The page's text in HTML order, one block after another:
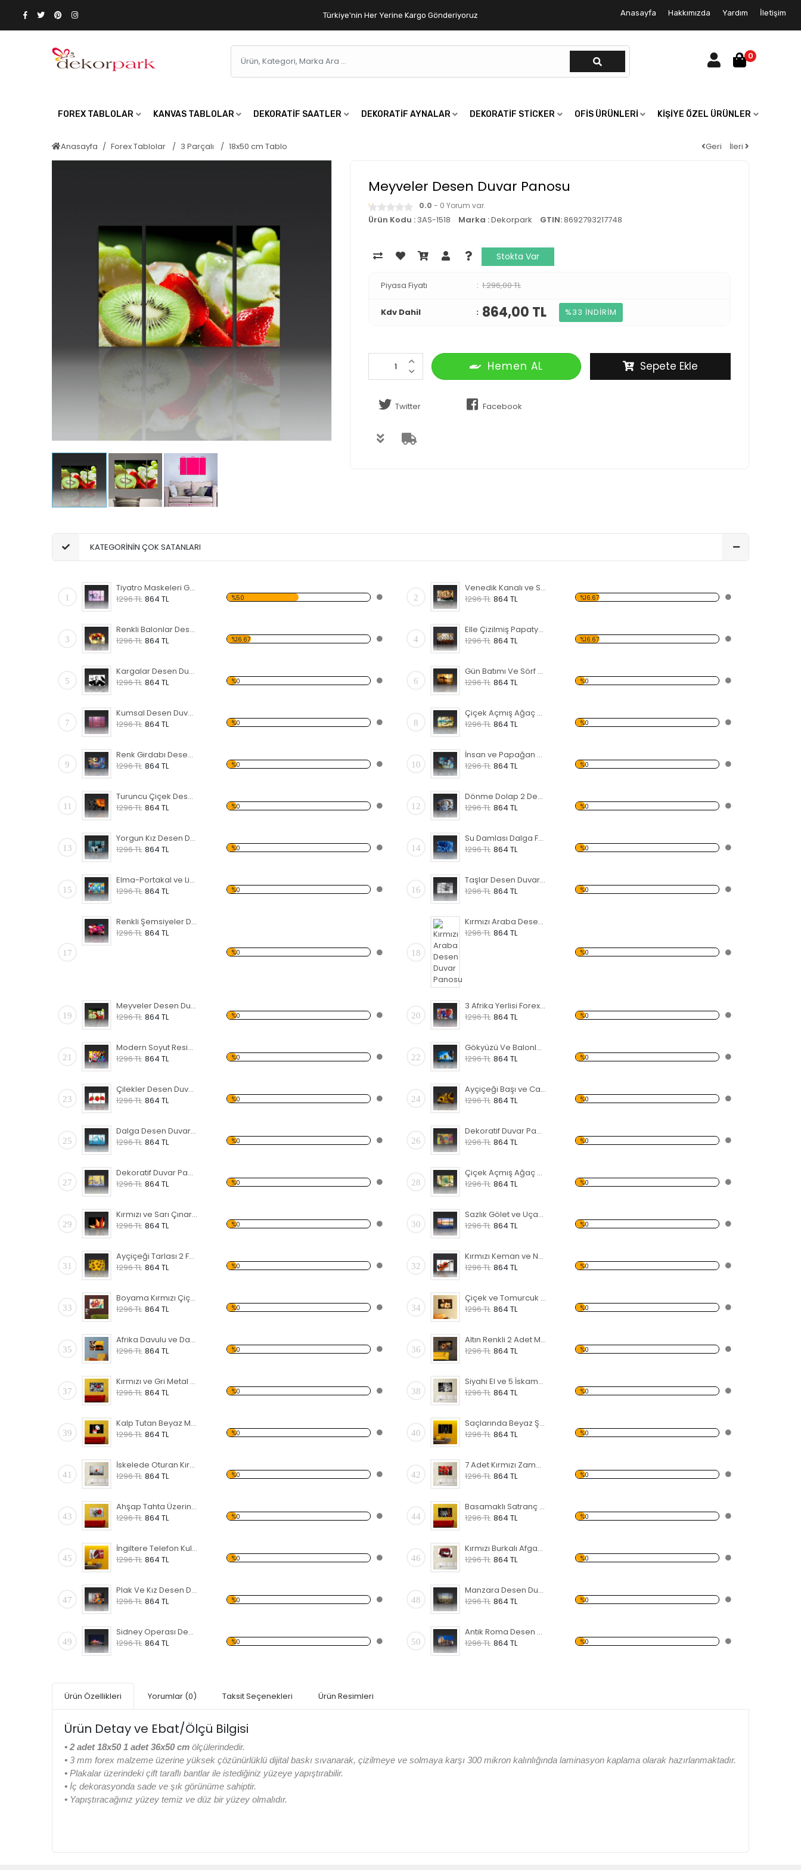
Türkiye'nin Her Yerine Kargo Gönderiyoruz Anasayfa Hakkımızda Yardım İletişim
0
FOREX TABLOLAR KANVAS TABLOLAR DEKORATIF SAATLER DEKORATIF AYNALAR DEKORATIF STICKER OFIS ÜRÜNLERI KIŞIYE ÖZEL ÜRÜNLER
Anasayfa Forex Tablolar 3 Parçalı 18x50 cm Tablo Geri İleri
Meyveler Desen Duvar Panosu
0.0 - 0 Yorum var.
Ürün Kodu : 3AS-1518 Marka :Dekorpark GTIN:8692793217748
Stokta Var
Piyasa Fiyatı 1.296,00 TL
Kdv Dahil 864,00 TL %33 İNDİRİM
Hemen AL Sepete Ekle
Twitter Facebook
KATEGORİNİN ÇOK SATANLARI
1
Tiyatro Maskeleri Gün Desen Duvar Panosu
1296 TL 864 TL %50 2
Venedik Kanalı ve Sandal Forex Tablo
1296 TL 864 TL %16.67
3
Renkli Balonlar Desen Duvar Panosu
1296 TL 864 TL %16.67 4
Elle Çizilmiş Papatyalar Forex Tablo
1296 TL 864 TL %16.67
5
Kargalar Desen Duvar Panosu
1296 TL 864 TL %0 6
Gün Batımı Ve Sörf Desen Duvar Panosu
1296 TL 864 TL %0
7
Kumsal Desen Duvar Panosu
1296 TL 864 TL %0 8
Çiçek Açmış Ağaç ve Hamak Forex Tablo
1296 TL 864 TL %0
9
Renk Girdabı Desen Duvar Panosu
1296 TL 864 TL %0 10
İnsan ve Papağan Adada Forex Tablo
1296 TL 864 TL %0
11
Turuncu Çiçek Desen Duvar Panosu
1296 TL 864 TL %0 12
Dönme Dolap 2 Desen Duvar Panosu
1296 TL 864 TL %0
13
Yorgun Kız Desen Duvar Panosu
1296 TL 864 TL %0 14
Su Damlası Dalga Forex Tablo
1296 TL 864 TL %0
15
Elma-Portakal ve Limon Forex Tablo
1296 TL 864 TL %0 16
Taşlar Desen Duvar Panosu
1296 TL 864 TL %0
17
Renkli Şemsiyeler Desen Duvar Panosu
1296 TL 864 TL
%0 18
Kırmızı Araba Desen Duvar Panosu
1296 TL 864 TL
%0
19
Meyveler Desen Duvar Panosu
1296 TL 864 TL %0 20
3 Afrika Yerlisi Forex Tablo
1296 TL 864 TL %0
21
Modern Soyut Resim 31 Forex Tablo
1296 TL 864 TL %0 22
Gökyüzü Ve Balonlar Desen Duvar Panosu
1296 TL 864 TL %0
23
Çilekler Desen Duvar Panosu
1296 TL 864 TL %0 24
Ayçiçeği Başı ve Cam Şişe Forex Tablo
1296 TL 864 TL %0
25
Dalga Desen Duvar Panosu
1296 TL 864 TL %0 26
Dekoratif Duvar Panosu
1296 TL 864 TL %0
27
Dekoratif Duvar Panosu
1296 TL 864 TL %0 28
Çiçek Açmış Ağaç ve Kuş Forex Tablo
1296 TL 864 TL %0
29
Kırmızı ve Sarı Çınar Yaprağı Forex Tablo
1296 TL 864 TL %0 30
Sazlık Gölet ve Uçan Kuşlar Forex Tablo
1296 TL 864 TL %0
31
Ayçiçeği Tarlası 2 Forex Tablo
1296 TL 864 TL %0 32
Kırmızı Keman ve Notalar Forex Tablo
1296 TL 864 TL %0
33
Boyama Kırmızı Çiçek Forex Tablo
1296 TL 864 TL %0 34
Çiçek ve Tomurcuk Açmış Manolya Forex Tablo
1296 TL 864 TL %0
35
Afrika Davulu ve Dans Eden Siyahi Forex Tablo
1296 TL 864 TL %0 36
Altın Renkli 2 Adet Maske Forex Tablo
1296 TL 864 TL %0
37
Kırmızı ve Gri Metal Küreler Forex Tablo
1296 TL 864 TL %0 38
Siyahi El ve 5 İskambil Forex Tablo
1296 TL 864 TL %0
39
Kalp Tutan Beyaz Maske Forex Tablo
1296 TL 864 TL %0 40
Saçlarında Beyaz Şiş Olan Siyahi Kadın Forex Tablo
1296 TL 864 TL %0
41
İskelede Oturan Kırmızı Şemsiyeli Kadın Forex Tablo
1296 TL 864 TL %0 42
7 Adet Kırmızı Zambak Forex Tablo
1296 TL 864 TL %0
43
Ahşap Tahta Üzerinde Kırmızı Gül Forex Tablo
1296 TL 864 TL %0 44
Basamaklı Satranç Takımı Forex Tablo
1296 TL 864 TL %0
45
İngiltere Telefon Kulübesi Forex Tablo
1296 TL 864 TL %0 46
Kırmızı Burkalı Afgan Kadın Forex Tablo
1296 TL 864 TL %0
47
Plak Ve Kız Desen Duvar Panosu
1296 TL 864 TL %0 48
Manzara Desen Duvar Panosu
1296 TL 864 TL %0
49
Sidney Operası Desen Duvar Panosu
1296 TL 864 TL %0 50
Antik Roma Desen Duvar Panosu
1296 TL 864 TL %0
Ürün Özellikleri Yorumlar (0) Taksit Seçenekleri Ürün Resimleri
Ürün Detay ve Ebat/Ölçü Bilgisi
• 2 adet 18x50 1 adet 36x50 cm ölçülerindedir.
• 3 mm forex malzeme üzerine yüksek çözünürlüklü dijital baskı sıvanarak, çizilmeye ve solmaya karşı 300 mikron kalınlığında laminasyon kaplama olarak hazırlanmaktadır.
• Plakalar üzerindeki çift taraflı bantlar ile istediğiniz yüzeye yapıştırabilir.
• İç dekorasyonda sade ve şık görünüme sahiptir.
• Yapıştıracağınız yüzey temiz ve düz bir yüzey olmalıdır.